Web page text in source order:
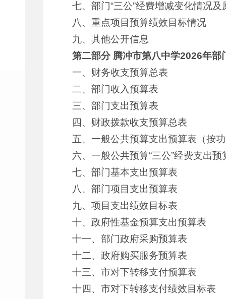
七、部门“三公”经费增减变化情况及
八、重点项目预算绩效目标情况
九、其他公开信息
第二部分 腾冲市第八中学2026年部
一、财务收支预算总表
二、部门收入预算表
三、部门支出预算表
四、财政拨款收支预算总表
五、一般公共预算支出预算表（按
六、一般公共预算“三公”经费支出预
七、部门基本支出预算表
八、部门项目支出预算表
九、项目支出绩效目标表
十、政府性基金预算支出预算表
十一、部门政府采购预算表
十二、政府购买服务预算表
十三、市对下转移支付预算表
十四、市对下转移支付绩效目标表